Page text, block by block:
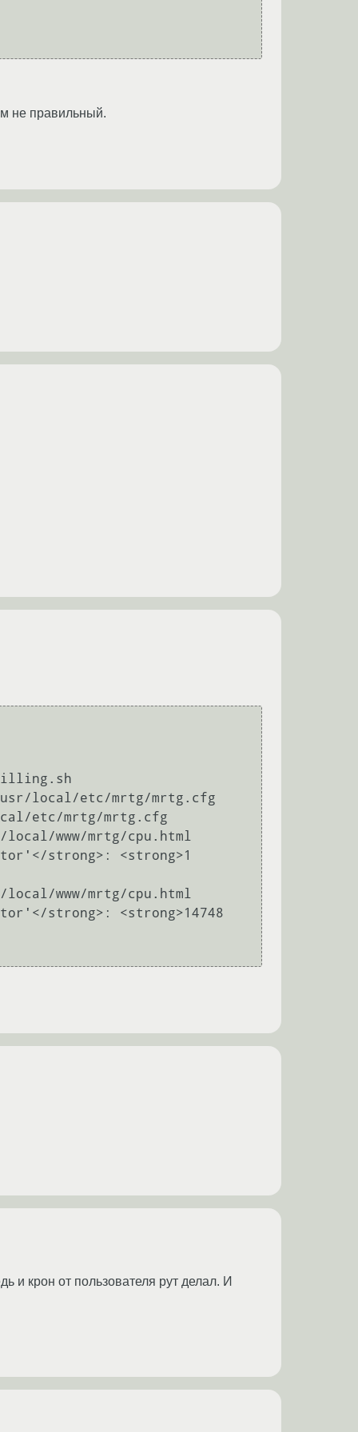
не правильный.
etc/mrtg/mrtg.cfg
etc/mrtg/mrtg.cfg
www/mrtg/cpu.html
strong>: <strong>1
www/mrtg/cpu.html
strong>: <strong>14748
и крон от пользователя рут делал. И